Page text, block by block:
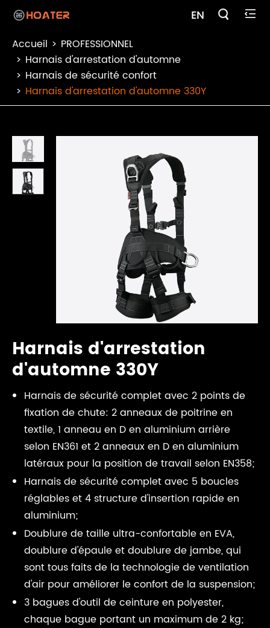
EN  
Accueil
PROFESSIONNEL
Harnais d'arrestation d'automne
Harnais de sécurité confort
Harnais d'arrestation d'automne 330Y
Harnais d'arrestation
d'automne 330Y
Harnais de sécurité complet avec 2 points de
fixation de chute: 2 anneaux de poitrine en
textile, 1 anneau en D en aluminium arrière
selon EN361 et 2 anneaux en D en aluminium
latéraux pour la position de travail selon EN358;
Harnais de sécurité complet avec 5 boucles
réglables et 4 structure d'insertion rapide en
aluminium;
Doublure de taille ultra-confortable en EVA,
doublure d'épaule et doublure de jambe, qui
sont tous faits de la technologie de ventilation
d'air pour améliorer le confort de la suspension;
3 bagues d'outil de ceinture en polyester,
chaque bague portant un maximum de 2 kg;